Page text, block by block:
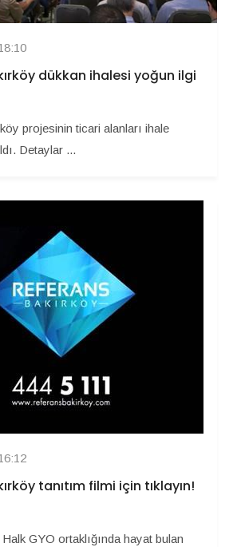
dükkan ihalesi yoğun ilgi
projesinin ticari alanları ihale
Detaylar ...
tanıtım filmi için tıklayın!
GYO ortaklığında hayat bulan